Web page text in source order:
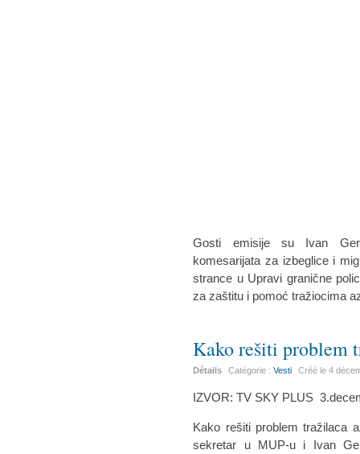
Gosti emisije su Ivan
komesarijata za izbeglice i
strance u Upravi granične
za zaštitu i pomoć tražiocima
Kako rešiti problem
Détails Catégorie :Vesti Créé le4
IZVOR: TV SKY PLUS
Kako rešiti problem tražilaca
sekretar u MUP-u i Ivan